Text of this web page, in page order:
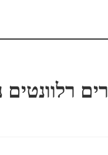
רלוונטים